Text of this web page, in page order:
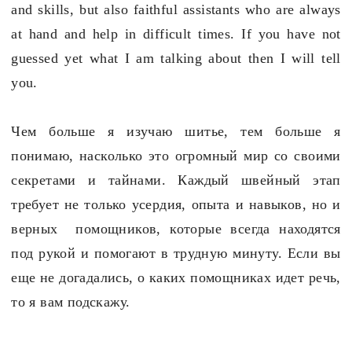
and skills, but also faithful assistants who are always
at hand and help in difficult times.If you have not
guessed yet what I am talking about then I will tell
you.
Чем больше я изучаю шитье, тем больше я
понимаю, насколько это огромный мир со своими
секретами и тайнами. Каждый швейный этап
требует не только усердия, опыта и навыков, но и
верных помощников, которые всегда находятся
под рукой и помогают в трудную минуту. Если вы
еще не догадались, о каких помощниках идет речь,
то я вам подскажу.